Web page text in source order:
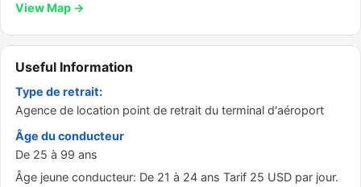
View Map →
Useful Information
Type de retrait:
Agence de location point de retrait du terminal d'aéroport
Âge du conducteur
De 25 à 99 ans
Âge jeune conducteur: De 21 à 24 ans Tarif 25 USD par jour.